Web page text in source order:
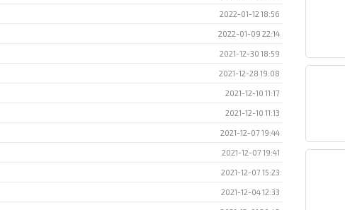
2022-01-12 18:56
2022-01-09 22:14
2021-12-30 18:59
2021-12-28 19:08
2021-12-10 11:17
2021-12-10 11:13
2021-12-07 19:44
2021-12-07 19:41
2021-12-07 15:23
2021-12-04 12:33